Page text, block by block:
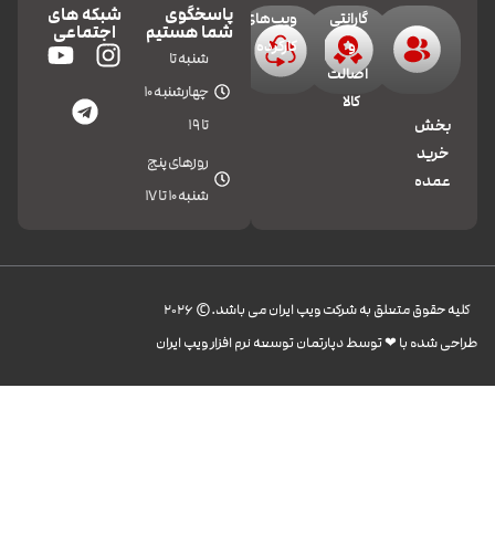
بخش
خرید
عمده
گارانتی
و
اصالت
کالا
ویپ‌های
کارکرده
پاسخگوی
شما هستیم
شنبه تا
چهارشنبه 10
تا 19
روزهای پنج
شنبه 10 تا 17
شبکه های
اجتماعی
کليه حقوق متعلق به شرکت ویپ ایران می باشد.© 2026
طراحی شده با ❤︎ توسط دپارتمان توسعه نرم افزار ویپ ایران